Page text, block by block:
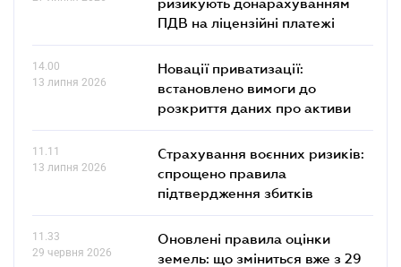
ПДВ на ліцензійні платежі
14.00
13 липня 2026
Новації приватизації:
встановлено вимоги до
розкриття даних про активи
11.11
13 липня 2026
Страхування воєнних ризиків:
спрощено правила
підтвердження збитків
11.33
29 червня 2026
Оновлені правила оцінки
земель: що зміниться вже з 29